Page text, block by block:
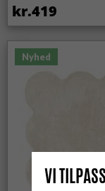
kr.419
Nyhed
VI